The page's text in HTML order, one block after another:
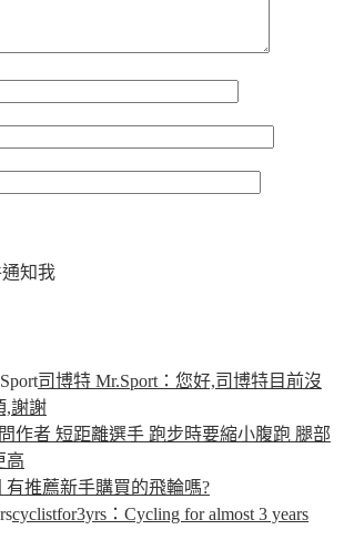
知我
司博特 Mr.Sport ：您好,司博特目前沒
,謝謝
問作者 短距離選手 跑步時要縮小腹跑 腿部
高
有推薦新手購買的飛輪嗎?
cyclistfor3yrs ：Cycling for almost 3 years